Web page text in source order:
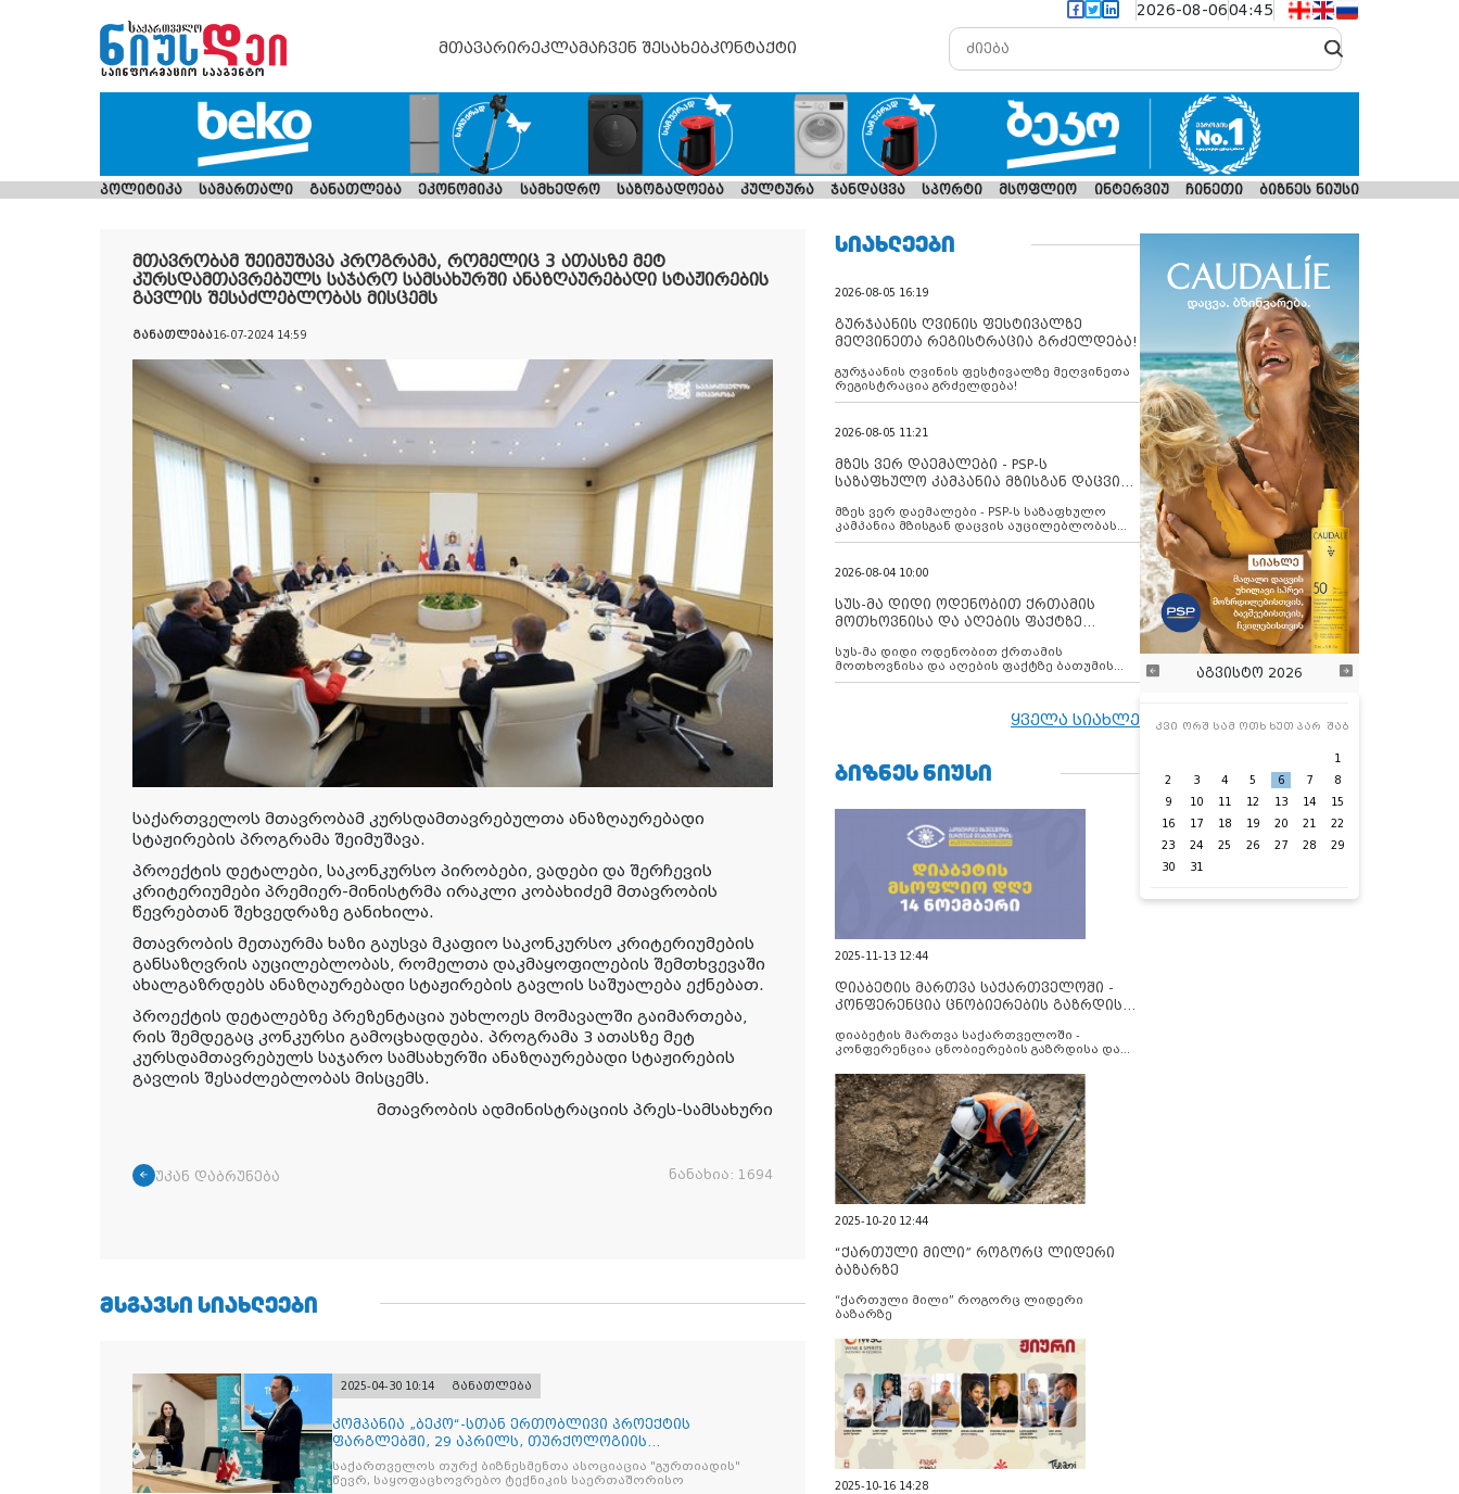
2026-08-0604:45
მთავარირეკლამაჩვენ შესახებკონტაქტი
პოლიტიკა სამართალი განათლება ეკონომიკა სამხედრო საზოგადოება კულტურა ჯანდაცვა სპორტი მსოფლიო ინტერვიუ ჩინეთი ბიზნეს ნიუსი
მთავრობამ შეიმუშავა პროგრამა, რომელიც 3 ათასზე მეტ
კურსდამთავრებულს საჯარო სამსახურში ანაზღაურებადი სტაჟირების
გავლის შესაძლებლობას მისცემს
განათლება16-07-2024 14:59
საქართველოს მთავრობამ კურსდამთავრებულთა ანაზღაურებადი
სტაჟირების პროგრამა შეიმუშავა.
პროექტის დეტალები, საკონკურსო პირობები, ვადები და შერჩევის
კრიტერიუმები პრემიერ-მინისტრმა ირაკლი კობახიძემ მთავრობის
წევრებთან შეხვედრაზე განიხილა.
მთავრობის მეთაურმა ხაზი გაუსვა მკაფიო საკონკურსო კრიტერიუმების
განსაზღვრის აუცილებლობას, რომელთა დაკმაყოფილების შემთხვევაში
ახალგაზრდებს ანაზღაურებადი სტაჟირების გავლის საშუალება ექნებათ.
პროექტის დეტალებზე პრეზენტაცია უახლოეს მომავალში გაიმართება,
რის შემდეგაც კონკურსი გამოცხადდება. პროგრამა 3 ათასზე მეტ
კურსდამთავრებულს საჯარო სამსახურში ანაზღაურებადი სტაჟირების
გავლის შესაძლებლობას მისცემს.
მთავრობის ადმინისტრაციის პრეს-სამსახური
უკან დაბრუნება ნანახია: 1694
ᲛᲡᲒᲐᲕᲡᲘ ᲡᲘᲐᲮᲚᲔᲔᲑᲘ
2025-04-30 10:14 განათლება
კომპანია „ბეკო“-სთან ერთობლივი პროექტის
ფარგლებში, 29 აპრილს, თურქოლოგიის
მიმართულებისა და თბილისის
საქართველოს თურქ ბიზნესმენთა ასოციაცია "გურთიადის"
წევრ, საყოფაცხოვრებო ტექნიკის საერთაშორისო
ᲡᲘᲐᲮᲚᲔᲔᲑᲘ
2026-08-05 16:19
გურჯაანის ღვინის ფესტივალზე
მეღვინეთა რეგისტრაცია გრძელდება!
გურჯაანის ღვინის ფესტივალზე მეღვინეთა
რეგისტრაცია გრძელდება!
2026-08-05 11:21
მზეს ვერ დაემალები - PSP-ს
საზაფხულო კამპანია მზისგან დაცვის
მზეს ვერ დაემალები - PSP-ს საზაფხულო
კამპანია მზისგან დაცვის აუცილებლობას
გვახსენებს
2026-08-04 10:00
სუს-მა დიდი ოდენობით ქრთამის
მოთხოვნისა და აღების ფაქტზე
დააკავა
სუს-მა დიდი ოდენობით ქრთამის
მოთხოვნისა და აღების ფაქტზე ბათუმის
მერიის თანამშრომელი დააკავა
ყველა სიახლე
ᲑᲘᲖᲜᲔᲡ ᲜᲘᲣᲡᲘ
2025-11-13 12:44
დიაბეტის მართვა საქართველოში -
კონფერენცია ცნობიერების გაზრდისა
დიაბეტის მართვა საქართველოში -
კონფერენცია ცნობიერების გაზრდისა და
2025-10-20 12:44
“ქართული მილი” როგორც ლიდერი
ბაზარზე
“ქართული მილი” როგორც ლიდერი
ბაზარზე
2025-10-16 14:28
აგვისტო 2026
კვი ორშ სამ ოთხ ხუთ პარ შაბ
1
2
3 4 5 6 7
8
9
10 11 12 13 14
15
16
17 18 19 20 21
22
23
24 25 26 27 28
29
30
31